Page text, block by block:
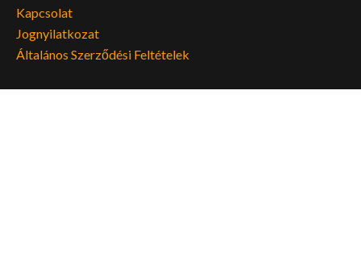
Kapcsolat
Jognyilatkozat
Általános Szerződési Feltételek